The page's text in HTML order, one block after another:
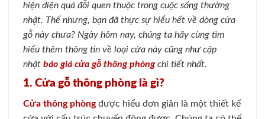
hiện diện quá đỗi quen thuộc trong cuộc sống thường
nhật. Thế nhưng, bạn đã thực sự hiểu hết về dòng cửa
gỗ này chưa? Ngày hôm nay, chúng ta hãy cùng tìm
hiểu thêm thông tin về loại cửa này cũng như cập
nhật báo giá cửa gỗ thông phòngchi tiết nhất.
1. Cửa gỗ thông phòng là gì?
Cửa thông phòngđược hiểu đơn giản là một thiết kế